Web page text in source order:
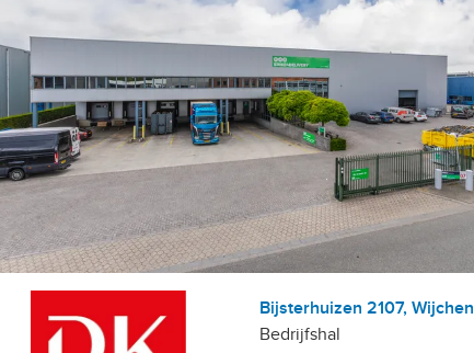
Bijsterhuizen 2107, Wijchen
Bedrijfshal